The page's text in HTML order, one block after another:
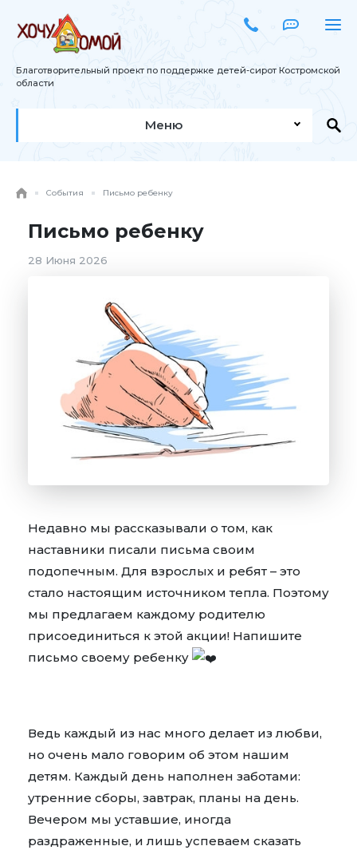
Благотворительный проект по поддержке детей-сирот Костромской
области
Меню
События Письмо ребенку
Письмо ребенку
28 Июня 2026
Недавно мы рассказывали о том, как
наставники писали письма своим
подопечным. Для взрослых и ребят – это
стало настоящим источником тепла. Поэтому
мы предлагаем каждому родителю
присоединиться к этой акции! Напишите
письмо своему ребенку
Ведь каждый из нас много делает из любви,
но очень мало говорим об этом нашим
детям. Каждый день наполнен заботами:
утренние сборы, завтрак, планы на день.
Вечером мы уставшие, иногда
раздраженные, и лишь успеваем сказать